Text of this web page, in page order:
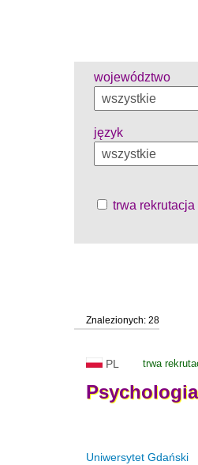
województwo
język
trwa rekrutacja
Znalezionych: 28
PL trwa
Psychologia
Uniwersytet Gdański